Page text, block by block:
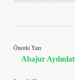
Önceki Yazı
Abajur